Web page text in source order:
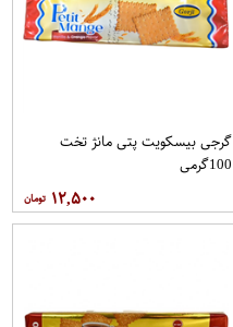
گرجی بیسکویت پتی مانژ تخت
100گرمی
۱۲,۵۰۰